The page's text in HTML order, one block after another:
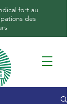
fort au
des